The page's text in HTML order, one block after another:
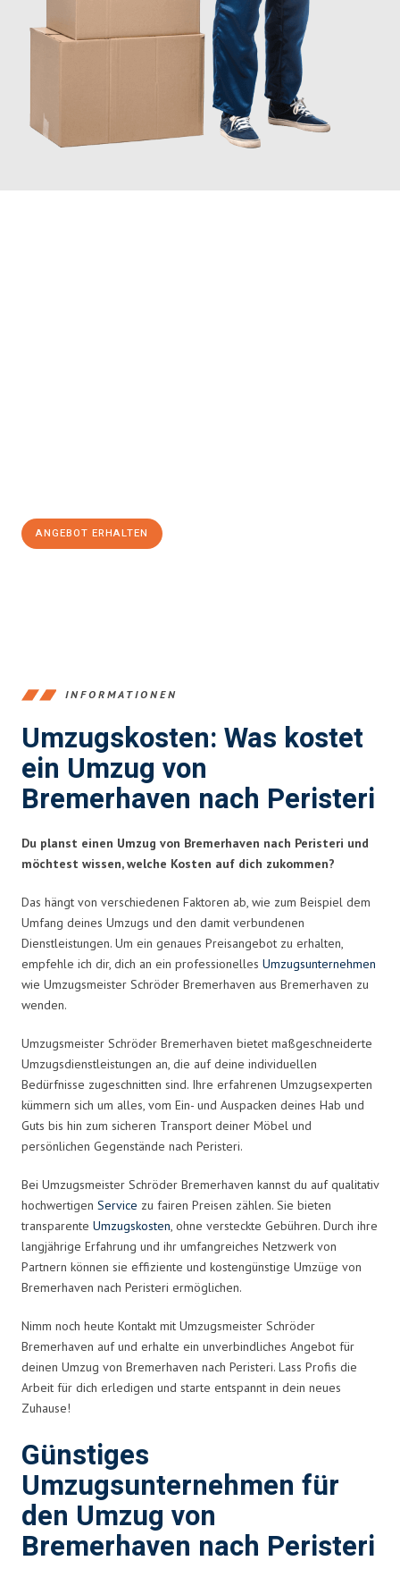
ANGEBOT ERHALTEN
INFORMATIONEN
Umzugskosten: Was kostet
ein Umzug von
Bremerhaven nach Peristeri
Du planst einen Umzug von Bremerhaven nach Peristeri und
möchtest wissen, welche Kosten auf dich zukommen?
Das hängt von verschiedenen Faktoren ab, wie zum Beispiel dem
Umfang deines Umzugs und den damit verbundenen
Dienstleistungen. Um ein genaues Preisangebot zu erhalten,
empfehle ich dir, dich an ein professionelles Umzugsunternehmen
wie Umzugsmeister Schröder Bremerhaven aus Bremerhaven zu
wenden.
Umzugsmeister Schröder Bremerhaven bietet maßgeschneiderte
Umzugsdienstleistungen an, die auf deine individuellen
Bedürfnisse zugeschnitten sind. Ihre erfahrenen Umzugsexperten
kümmern sich um alles, vom Ein- und Auspacken deines Hab und
Guts bis hin zum sicheren Transport deiner Möbel und
persönlichen Gegenstände nach Peristeri.
Bei Umzugsmeister Schröder Bremerhaven kannst du auf qualitativ
hochwertigen Service zu fairen Preisen zählen. Sie bieten
transparente Umzugskosten, ohne versteckte Gebühren. Durch ihre
langjährige Erfahrung und ihr umfangreiches Netzwerk von
Partnern können sie effiziente und kostengünstige Umzüge von
Bremerhaven nach Peristeri ermöglichen.
Nimm noch heute Kontakt mit Umzugsmeister Schröder
Bremerhaven auf und erhalte ein unverbindliches Angebot für
deinen Umzug von Bremerhaven nach Peristeri. Lass Profis die
Arbeit für dich erledigen und starte entspannt in dein neues
Zuhause!
Günstiges
Umzugsunternehmen für
den Umzug von
Bremerhaven nach Peristeri